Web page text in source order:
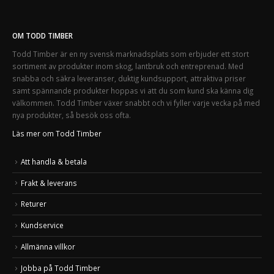
OM TODD TIMBER
Todd Timber är en ny svensk marknadsplats som erbjuder ett stort
sortiment av produkter inom skog, lantbruk och entreprenad. Med
snabba och säkra leveranser, duktig kundsupport, attraktiva priser
samt spännande produkter hoppas vi att du som kund ska känna dig
välkommen. Todd Timber växer snabbt och vi fyller varje vecka på med
nya produkter, så besök oss ofta.
Läs mer om Todd Timber
Att handla & betala
Frakt & leverans
Returer
Kundservice
Allmänna villkor
Jobba på Todd Timber